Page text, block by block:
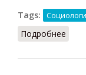
Tags:
Подробнее